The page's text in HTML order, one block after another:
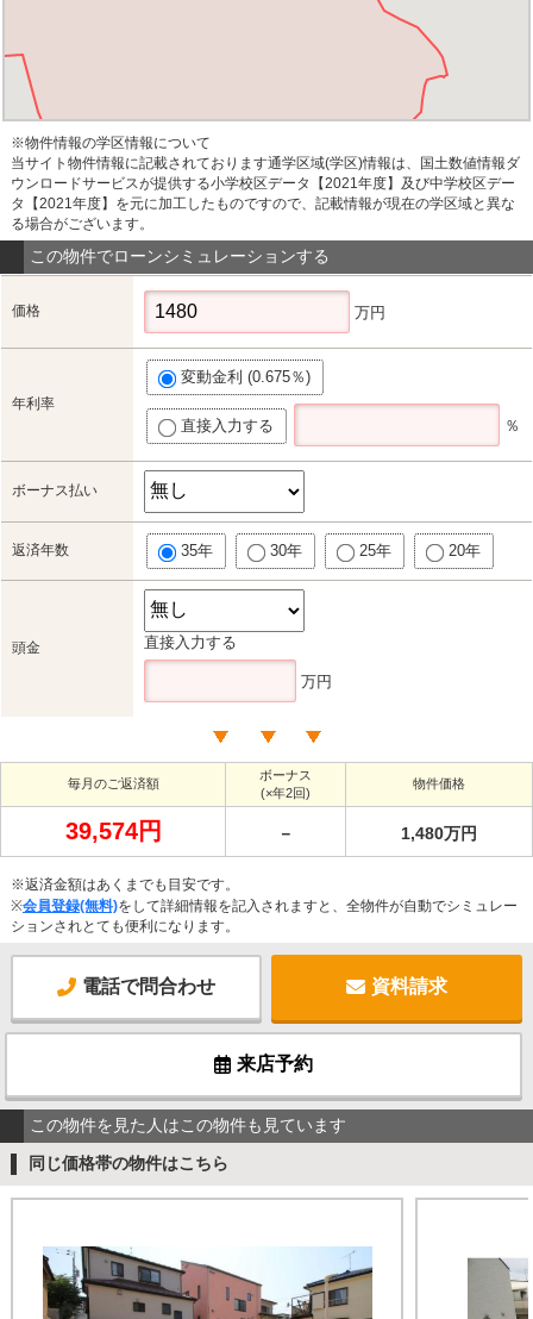
※物件情報の学区情報について
当サイト物件情報に記載されております通学区域(学区)情報は、国土数値情報ダ
ウンロードサービスが提供する小学校区データ【2021年度】及び中学校区デー
タ【2021年度】を元に加工したものですので、記載情報が現在の学区域と異な
る場合がございます。
この物件でローンシミュレーションする
価格 万円
年利率
変動金利 (0.675％)
直接入力する ％
ボーナス払い
返済年数 35年 30年 25年 20年
頭金 直接入力する
万円
毎月のご返済額
ボーナス
(×年2回)
物件価格
39,574円 － 1,480万円
※返済金額はあくまでも目安です。
※会員登録(無料)をして詳細情報を記入されますと、全物件が自動でシミュレー
ションされとても便利になります。
電話で問合わせ 資料請求
来店予約
この物件を見た人はこの物件も見ています
同じ価格帯の物件はこちら